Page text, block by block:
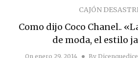
CAJÓN
Como dijo Coco Chanel..
de moda, el estilo
On enero 29, 2014 By